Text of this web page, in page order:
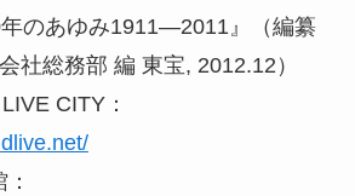
年のあゆみ1911―2011』（編纂
社総務部 編 東宝, 2012.12）
CITY：